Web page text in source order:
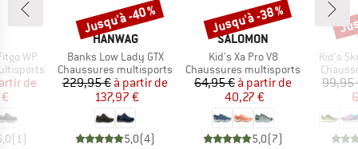
WP
réduit
de
(1)
MARQUE
HANWAG
Article
Banks Low Lady GTX
Product group
Chaussures multisports
Prix
229,95 € Prix réduit
à partir de
137,97 €
5,0(4)
Remise
Jusqu'à -40 %
MARQUE
SALOMON
Article
Kid's Xa Pro V8
Product group
Chaussures multisports
Prix
64,95 € Prix réduit
à partir de
40,27 €
5,0(7)
Remise
Jusqu'à -38 %
Article
Kid's
99,95